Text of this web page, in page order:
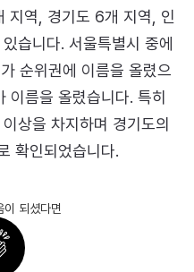
지역, 경기도 6개 지역, 인
습니다. 서울특별시 중에
순위권에 이름을 올렸으
이름을 올렸습니다. 특히
상을 차지하며 경기도의
확인되었습니다.
이 되셨다면